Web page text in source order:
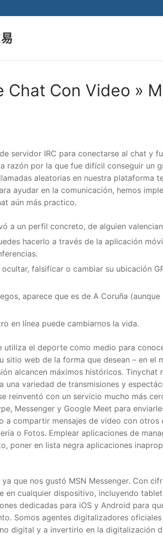
Chat Con Video »
servidor IRC para conectarse al chat y
razón por la que fue difícil conseguir un
aleatorias en nuestra plataforma
ayudar en la comunicación, hemos
aún más practico.
a un perfil concreto, de alguien
hacerlo a través de la aplicación
falsificar o cambiar su ubicación
aparece que es de A Coruña
en línea puede cambiarnos la vida.
utiliza el deporte como medio para
sitio web de la forma que desean – en el
alcancen máximos históricos. Tinychat
una variedad de transmisiones y
reinventó con un servicio mucho más
Messenger y Google Meet para
a compartir mensajes de video con otros
o Fotos. Emplear aplicaciones de
poner en lista negra aplicaciones
que nos gustó MSN Messenger. Con
en cualquier dispositivo, incluyendo
dedicadas para iOS y Android para
Somos agentes digitalizadores
digital y a invertirlo en la digitalización